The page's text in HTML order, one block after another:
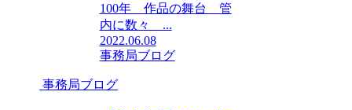
100年 作品の舞台 管
内に数々 ...
2022.06.08
事務局ブログ
事務局ブログ